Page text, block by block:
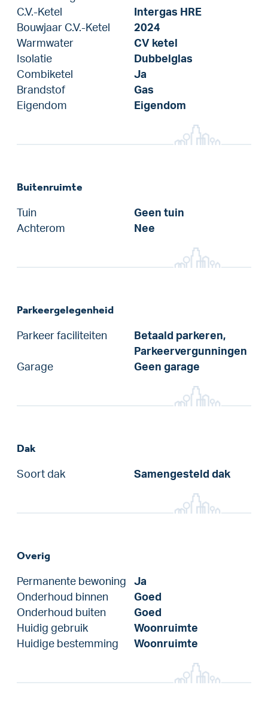
C.V.-Ketel
Intergas HRE
Bouwjaar C.V.-Ketel
2024
Warmwater
CV ketel
Isolatie
Dubbelglas
Combiketel
Ja
Brandstof
Gas
Eigendom
Eigendom
Buitenruimte
Tuin
Geen tuin
Achterom
Nee
Parkeergelegenheid
Parkeer faciliteiten
Betaald parkeren,
Parkeervergunningen
Garage
Geen garage
Dak
Soort dak Samengesteld dak
Overig
Permanente bewoning
Ja
Onderhoud binnen
Goed
Onderhoud buiten
Goed
Huidig gebruik
Woonruimte
Huidige bestemming
Woonruimte